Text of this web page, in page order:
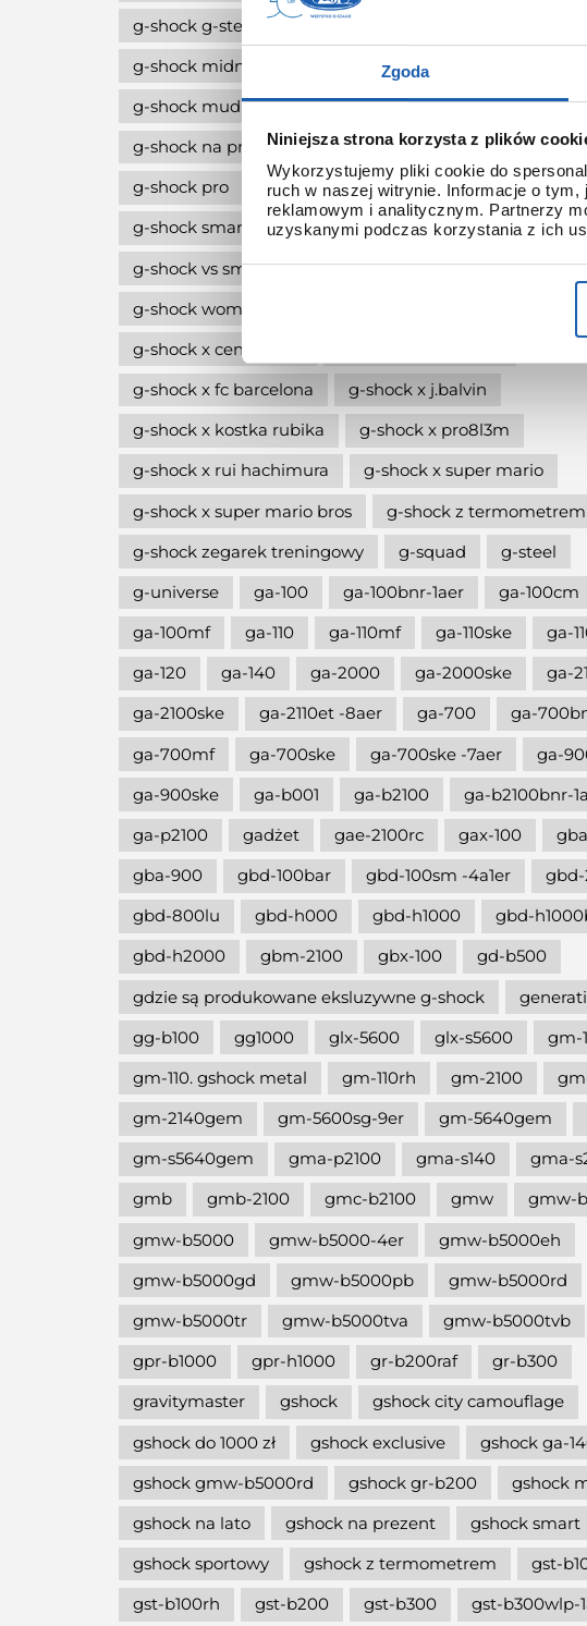
Zgoda
Niniejsza strona korzysta z plików
Wykorzystujemy pliki cookie do
ruch w naszej witrynie. Informacje o
reklamowym i analitycznym. Partnerzy
uzyskanymi podczas korzystania z ich
g-shock g-steel
g-shock limitowana edycja
g-shock midnight green
g-shock move
g-shock mudmaster
g-shock na komunię
g-shock na prezent
g-shock octagon
g-shock
g-shock pro
g-shock professional
g-shock
g-shock smartwatch
g-shock style
g-shock the
g-shock vs smartwatch
g-shock w stylu lat 90.
g-shock women
g-shock x central cee
g-shock x fc barcelona
g-shock x j.balvin
g-shock x kostka rubika
g-shock x pro8l3m
g-shock x rui hachimura
g-shock x super mario
g-shock x super mario bros
g-shock z termometrem
g-shock zegarek treningowy
g-squad
g-steel
g-universe
ga-100 ga-100bnr-1aer
ga-100cm
ga-100mf
ga-110 ga-110mf ga-110ske
ga-
ga-120
ga-140 ga-2000 ga-2000ske
ga-
ga-2100ske
ga-2110et -8aer ga-700
ga-
ga-700mf
ga-700ske ga-700ske -7aer
ga-
ga-900ske
ga-b001 ga-b2100
ga-b2100bnr-
ga-p2100
gadżet gae-2100rc gax-100
gba-900
gbd-100bar gbd-100sm -4a1er
gbd-800lu
gbd-h000 gbd-h1000
gbd-
gbd-h2000
gbm-2100 gbx-100
gd-b500
gdzie są produkowane eksluzywne g-shock
gg-b100
gg1000 glx-5600 glx-s5600
gm-
gm-110. gshock metal
gm-110rh gm-2100
gm-2140gem
gm-5600sg-9er gm-5640gem
gm-s5640gem
gma-p2100 gma-s140
gma-
gmb
gmb-2100 gmc-b2100 gmw
gmw-
gmw-b5000
gmw-b5000-4er
gmw-b5000eh
gmw-b5000gd
gmw-b5000pb
gmw-b5000rd
gmw-b5000tr
gmw-b5000tva gmw-b5000tvb
gpr-b1000
gpr-h1000 gr-b200raf
gr-b300
gravitymaster
gshock
gshock city camouflage
gshock do 1000 zł
gshock exclusive
gshock ga-
gshock gmw-b5000rd
gshock gr-b200
gshock
gshock na lato
gshock na prezent
gshock smart
gshock sportowy
gshock z termometrem
gst-
gst-b100rh
gst-b200 gst-b300 gst-b300wlp-